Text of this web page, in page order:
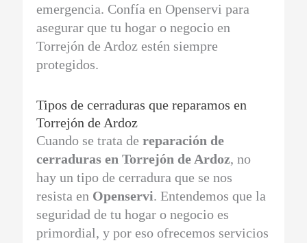
emergencia. Confía en Openservi para
asegurar que tu hogar o negocio en
Torrejón de Ardoz estén siempre
protegidos.
Tipos de cerraduras que reparamos en
Torrejón de Ardoz
Cuando se trata dereparación de
cerraduras en Torrejón de Ardoz, no
hay un tipo de cerradura que se nos
resista en Openservi. Entendemos que la
seguridad de tu hogar o negocio es
primordial, y por eso ofrecemos servicios